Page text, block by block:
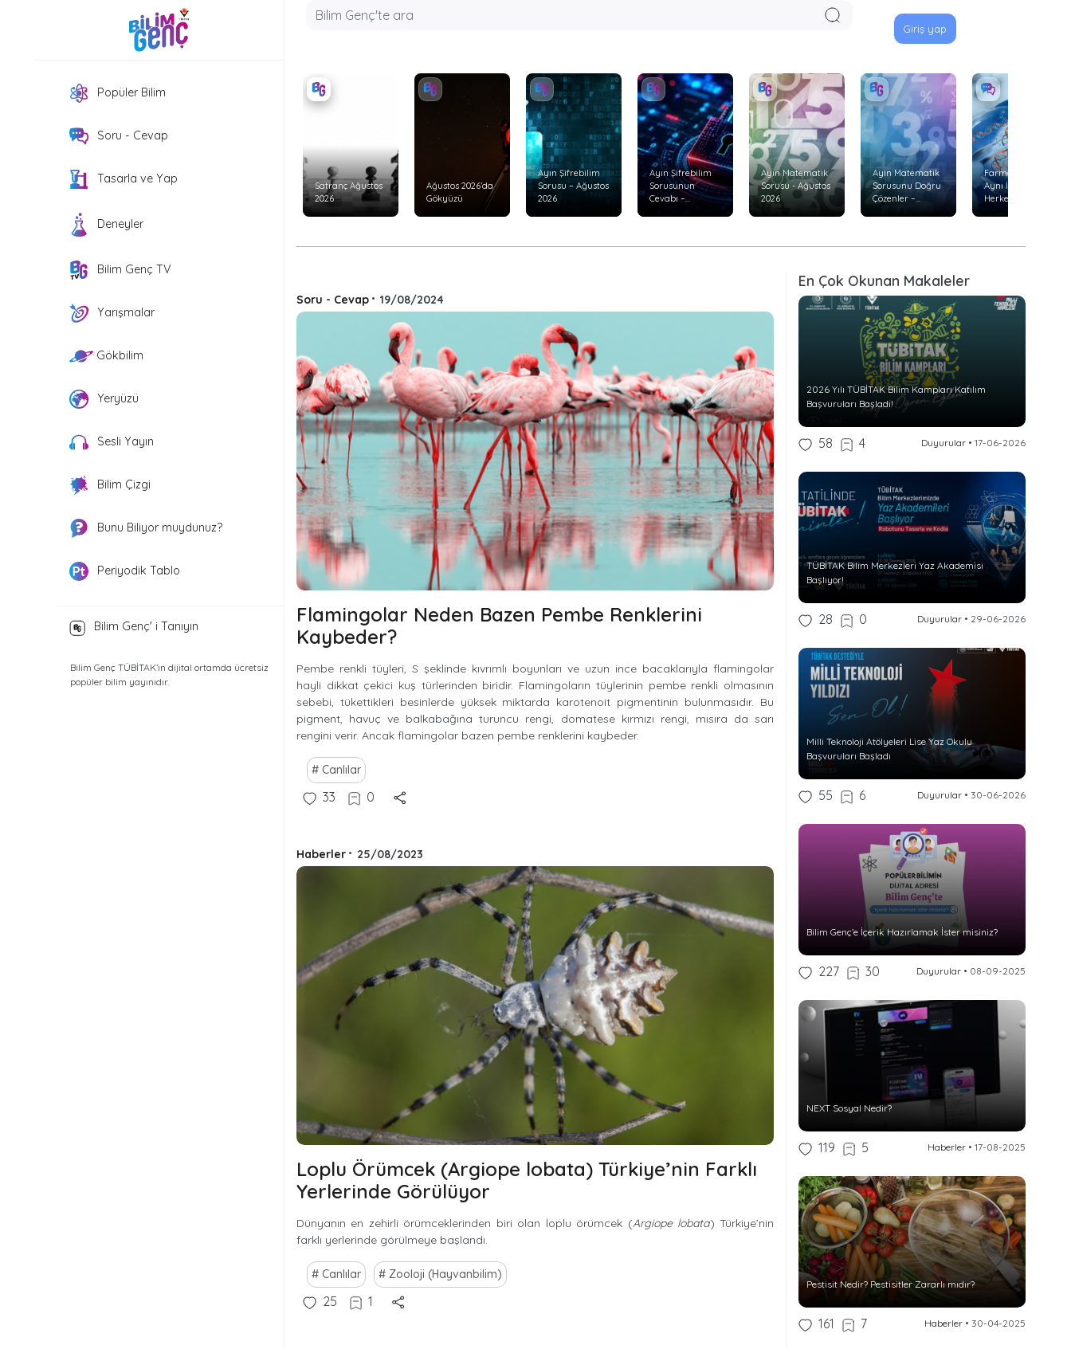
Giriş yap
Popüler Bilim
Soru - Cevap
Tasarla ve Yap
Deneyler
Bilim Genç TV
Yarışmalar
Gökbilim
Yeryüzü
Sesli Yayın
Bilim Çizgi
Bunu Biliyor muydunuz?
Periyodik Tablo
Bilim Genç' i Tanıyın
Bilim Genç TÜBİTAK’ın dijital ortamda ücretsiz
popüler bilim yayınıdır.
Satranç Ağustos
2026
Ağustos 2026’da
Gökyüzü
Ayın Şifrebilim
Sorusu – Ağustos
2026
Ayın Şifrebilim
Sorusunun
Cevabı –
Ayın Matematik
Sorusu - Ağustos
2026
Ayın Matematik
Sorusunu Doğru
Çözenler –
Farmakogenetik:
Aynı İlaç Neden
Herkeste Aynı
Soru - Cevap • 19/08/2024
Flamingolar Neden Bazen Pembe Renklerini
Kaybeder?
Pembe renkli tüyleri, S şeklinde kıvrımlı boyunları ve uzun ince bacaklarıyla flamingolar
hayli dikkat çekici kuş türlerinden biridir. Flamingoların tüylerinin pembe renkli olmasının
sebebi, tükettikleri besinlerde yüksek miktarda karotenoit pigmentinin bulunmasıdır. Bu
pigment, havuç ve balkabağına turuncu rengi, domatese kırmızı rengi, mısıra da sarı
rengini verir. Ancak flamingolar bazen pembe renklerini kaybeder.
Canlılar
33 0
Haberler • 25/08/2023
Loplu Örümcek (Argiope lobata) Türkiye’nin Farklı
Yerlerinde Görülüyor
Dünyanın en zehirli örümceklerinden biri olan loplu örümcek (Argiope lobata) Türkiye’nin
farklı yerlerinde görülmeye başlandı.
Canlılar Zooloji (Hayvanbilim)
25 1
En Çok Okunan Makaleler
2026 Yılı TÜBİTAK Bilim Kampları Katılım
Başvuruları Başladı!
58 4 Duyurular• 17-06-2026
TÜBİTAK Bilim Merkezleri Yaz Akademisi
Başlıyor!
28 0 Duyurular• 29-06-2026
Milli Teknoloji Atölyeleri Lise Yaz Okulu
Başvuruları Başladı
55 6 Duyurular• 30-06-2026
Bilim Genç’e İçerik Hazırlamak İster misiniz?
227 30 Duyurular• 08-09-2025
NEXT Sosyal Nedir?
119 5 Haberler• 17-08-2025
Pestisit Nedir? Pestisitler Zararlı mıdır?
161 7 Haberler• 30-04-2025